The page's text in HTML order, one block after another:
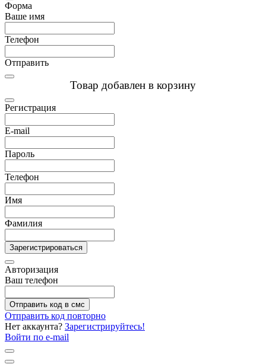
Форма
Ваше имя
Телефон
Отправить
Товар добавлен в корзину
Регистрация
E-mail
Пароль
Телефон
Имя
Фамилия
Зарегистрироваться
Авторизация
Ваш телефон
Отправить код в смс
Отправить код повторно
Нет аккаунта? Зарегистрируйтесь!
Войти по e-mail